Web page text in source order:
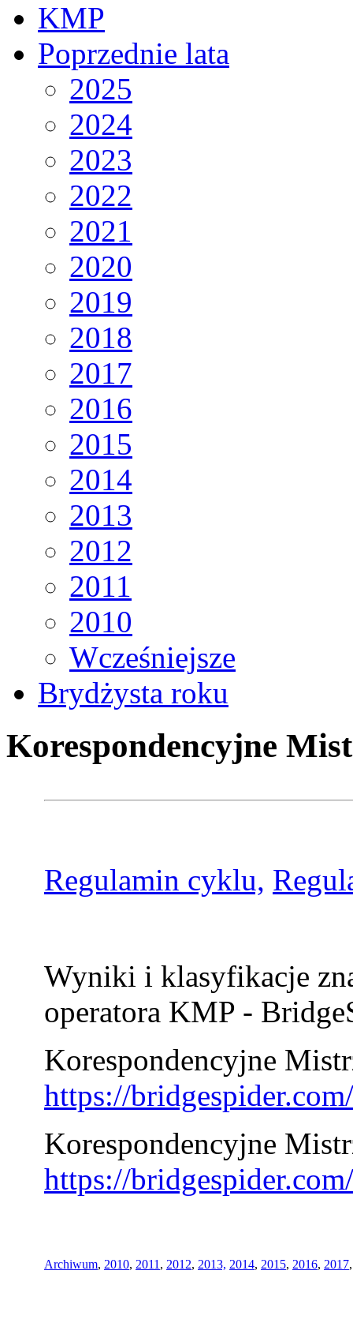
KMP
Poprzednie lata
2025
2024
2023
2022
2021
2020
2019
2018
2017
2016
2015
2014
2013
2012
2011
2010
Wcześniejsze
Brydżysta roku
Korespondencyjne
Regulamin cyklu,
Wyniki i klasyfikacje
operatora KMP -
Korespondencyjne
https://
Korespondencyjne
https://
Archiwum, 2010, 2011 , 2012, 2013, 2014, 2015, 2016, 2017